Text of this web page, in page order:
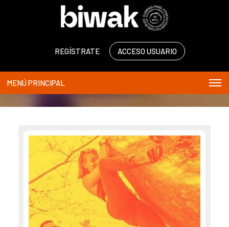
REGÍSTRATE ACCESO USUARIO
MENÚ PRINCIPAL